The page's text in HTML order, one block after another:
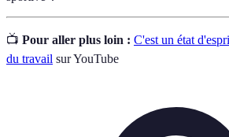
📺 Pour aller plus loin : C'est un état
du travail sur YouTube